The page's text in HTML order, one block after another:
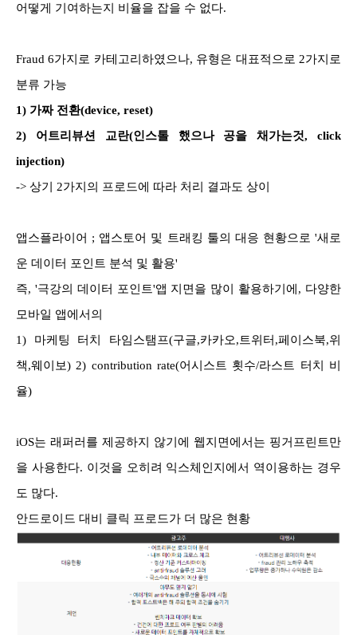
어떻게 기여하는지 비율을 잡을 수 없다.
Fraud 6가지로 카테고리하였으나, 유형은 대표적으로 2가지로
분류 가능
1) 가짜 전환(device, reset)
2) 어트리뷰션 교란(인스톨 했으나 공을 채가는것, click
injection)
-> 상기 2가지의 프로드에 따라 처리 결과도 상이
앱스플라이어 ; 앱스토어 및 트래킹 툴의 대응 현황으로 '새로
운 데이터 포인트 분석 및 활용'
즉, '극강의 데이터 포인트'앱 지면을 많이 활용하기에, 다양한
모바일 앱에서의
1) 마케팅 터치 타임스탬프(구글,카카오,트위터,페이스북,위
책,웨이보) 2) contribution rate(어시스트 횟수/라스트 터치 비
율)
iOS는 래퍼러를 제공하지 않기에 웹지면에서는 핑거프린트만
을 사용한다. 이것을 오히려 익스체인지에서 역이용하는 경우
도 많다.
안드로이드 대비 클릭 프로드가 더 많은 현황